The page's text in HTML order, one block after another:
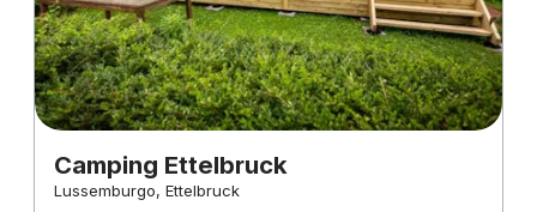
Camping Ettelbruck
Lussemburgo, Ettelbruck